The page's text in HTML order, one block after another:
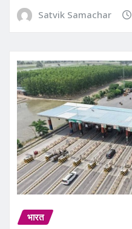
Satvik Samachar
भारत